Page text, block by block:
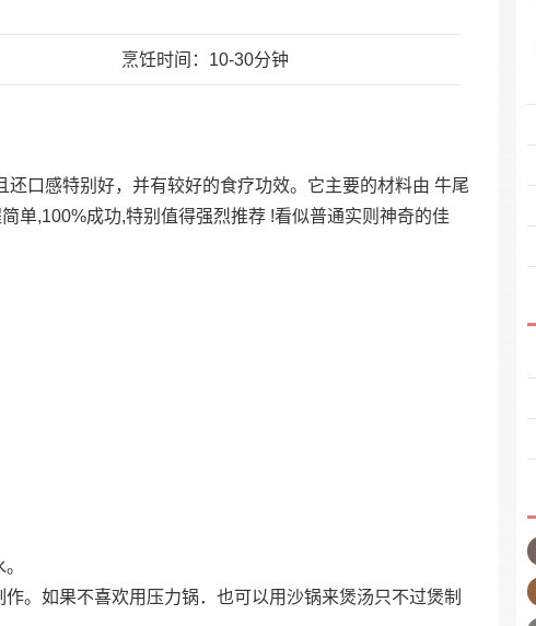
烹饪时间：10-30分钟
口感特别好，并有较好的食疗功效。它主要的材料由 牛尾
单,100%成功,特别值得强烈推荐 !看似普通实则神奇的佳
。如果不喜欢用压力锅．也可以用沙锅来煲汤只不过煲制